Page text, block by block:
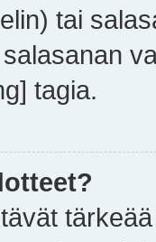
tai
tagia.